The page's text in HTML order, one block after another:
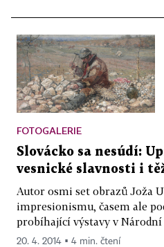
FOTOGALERIE
Slovácko sa nesúdí:
vesnické slavnosti i
Autor osmi set obrazů Joža
impresionismu, časem ale
probíhající výstavy v
20. 4. 2014 ▪ 4 min. čtení